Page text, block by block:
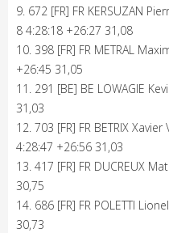
9. 672 [FR] FR KERSUZAN
8 4:28:18 +26:27 31,08
10. 398 [FR] FR METRAL
+26:45 31,05
11. 291 [BE] BE LOWAGIE
31,03
12. 703 [FR] FR BETRIX
4:28:47 +26:56 31,03
13. 417 [FR] FR DUCREUX
30,75
14. 686 [FR] FR POLETTI
30,73